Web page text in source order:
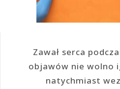
Zawał serca
objawów nie wolno
natychmiast